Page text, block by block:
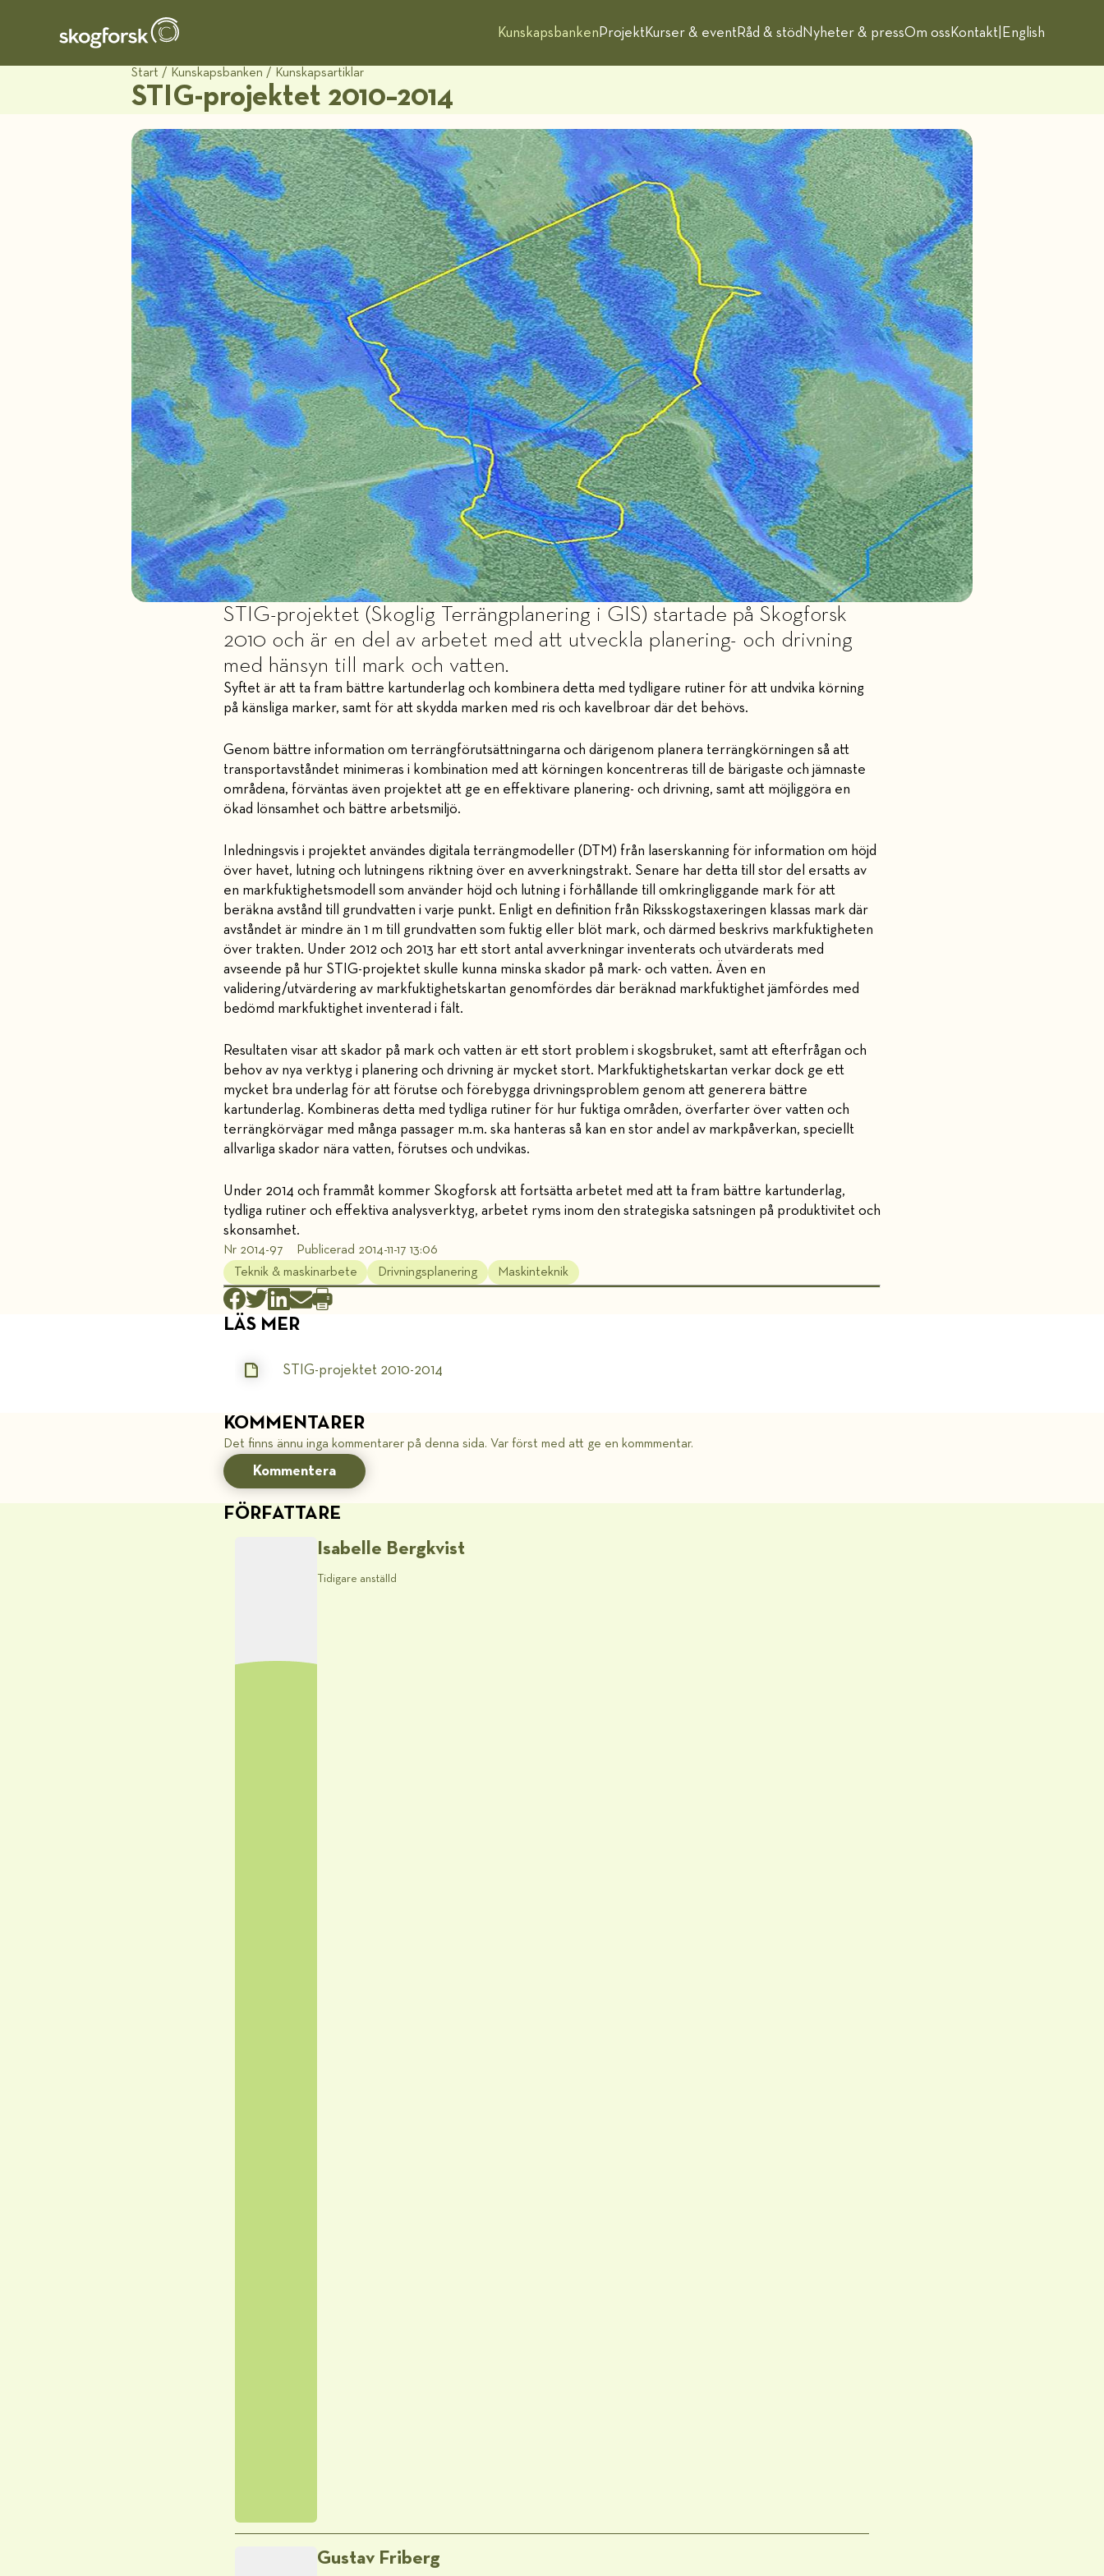
Kunskapsbanken ProjektKurser & eventRåd & stöd Nyheter & pressOm oss Kontakt English
Start / Kunskapsbanken / Kunskapsartiklar
STIG-projektet 2010–2014
STIG-projektet (Skoglig Terrängplanering i GIS) startade på Skogforsk
2010 och är en del av arbetet med att utveckla planering- och drivning
med hänsyn till mark och vatten.
Syftet är att ta fram bättre kartunderlag och kombinera detta med tydligare rutiner för att undvika körning
på känsliga marker, samt för att skydda marken med ris och kavelbroar där det behövs.
Genom bättre information om terrängförutsättningarna och därigenom planera terrängkörningen så att
transportavståndet minimeras i kombination med att körningen koncentreras till de bärigaste och jämnaste
områdena, förväntas även projektet att ge en effektivare planering- och drivning, samt att möjliggöra en
ökad lönsamhet och bättre arbetsmiljö.
Inledningsvis i projektet användes digitala terrängmodeller (DTM) från laserskanning för information om höjd
över havet, lutning och lutningens riktning över en avverkningstrakt. Senare har detta till stor del ersatts av
en markfuktighetsmodell som använder höjd och lutning i förhållande till omkringliggande mark för att
beräkna avstånd till grundvatten i varje punkt. Enligt en definition från Riksskogstaxeringen klassas mark där
avståndet är mindre än 1 m till grundvatten som fuktig eller blöt mark, och därmed beskrivs markfuktigheten
över trakten. Under 2012 och 2013 har ett stort antal avverkningar inventerats och utvärderats med
avseende på hur STIG-projektet skulle kunna minska skador på mark- och vatten. Även en
validering/utvärdering av markfuktighetskartan genomfördes där beräknad markfuktighet jämfördes med
bedömd markfuktighet inventerad i fält.
Resultaten visar att skador på mark och vatten är ett stort problem i skogsbruket, samt att efterfrågan och
behov av nya verktyg i planering och drivning är mycket stort. Markfuktighetskartan verkar dock ge ett
mycket bra underlag för att förutse och förebygga drivningsproblem genom att generera bättre
kartunderlag. Kombineras detta med tydliga rutiner för hur fuktiga områden, överfarter över vatten och
terrängkörvägar med många passager m.m. ska hanteras så kan en stor andel av markpåverkan, speciellt
allvarliga skador nära vatten, förutses och undvikas.
Under 2014 och frammåt kommer Skogforsk att fortsätta arbetet med att ta fram bättre kartunderlag,
tydliga rutiner och effektiva analysverktyg, arbetet ryms inom den strategiska satsningen på produktivitet och
skonsamhet.
Nr 2014-97
Publicerad 2014-11-17 13:06
Teknik & maskinarbete
Drivningsplanering Maskinteknik
LÄS MER
STIG-projektet 2010-2014
KOMMENTARER
Det finns ännu inga kommentarer på denna sida. Var först med att ge en kommmentar.
Kommentera
FÖRFATTARE
Isabelle Bergkvist
Tidigare anställd
Gustav Friberg